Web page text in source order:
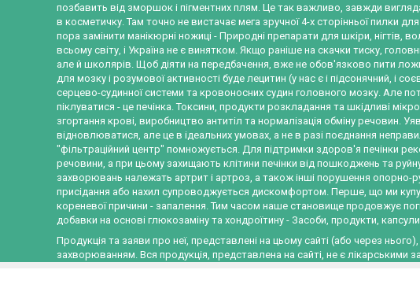
позбавить від зморшок і пігментних плям. Це так важливо, завжди
в косметичку. Там точно не вистачає мега зручної 4-х сторінньої пилки
пора замінити манікюрні ножиці - Природні препарати для шкіри, нігтів,
всьому світу, і Україна не є винятком. Якщо раніше на скачки тиску,
але й школярів. Щоб діяти на передбачення, вже не обов'язково пити
для мозку і розумової активності буде лецитин (у нас є і підсонячний, і
серцево-судинної системи та кровоносних судин головного мозку. Але
піклуватися - це печінка. Токсини, продукти розкладання та шкідливі
згортання крові, виробництво антитіл та нормалізація обміну речовин.
відновлюватися, але це в ідеальних умовах, а не в разі поєднання
"фільтраційний центр" помножується. Для підтримки здоров'я печінки
речовини, а при цьому захищають клітини печінки від пошкоджень та
захворювань належать артрит і артроз, а також інші порушення опорно-
присідання або нахил супроводжується дискомфортом. Перше, що ми
кореневої причини - запалення. Тим часом наше становище продовжує
добавки на основі глюкозаміну та хондроїтину - Засоби, продукти,
Продукція та заяви про неї, представлені на цьому сайті (або через
захворюванням. Вся продукція, представлена на сайті, не є лікарськими